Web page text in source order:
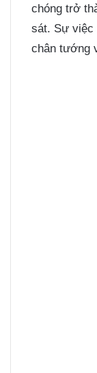
chóng trở
sát. Sự việc
chân tướng